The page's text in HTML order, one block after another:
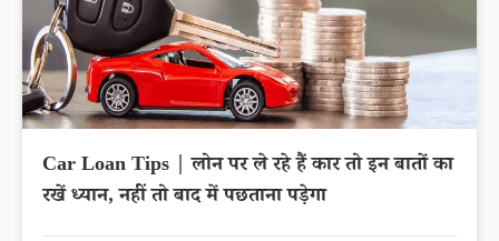
Car Loan Tips | लोन पर ले रहे हैं कार तो इन बातों का
रखें ध्यान, नहीं तो बाद में पछताना पड़ेगा